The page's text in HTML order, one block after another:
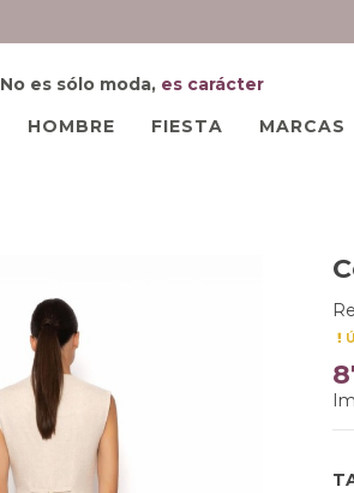
No es sólo moda, es carácter
HOMBRE FIESTA MARCAS